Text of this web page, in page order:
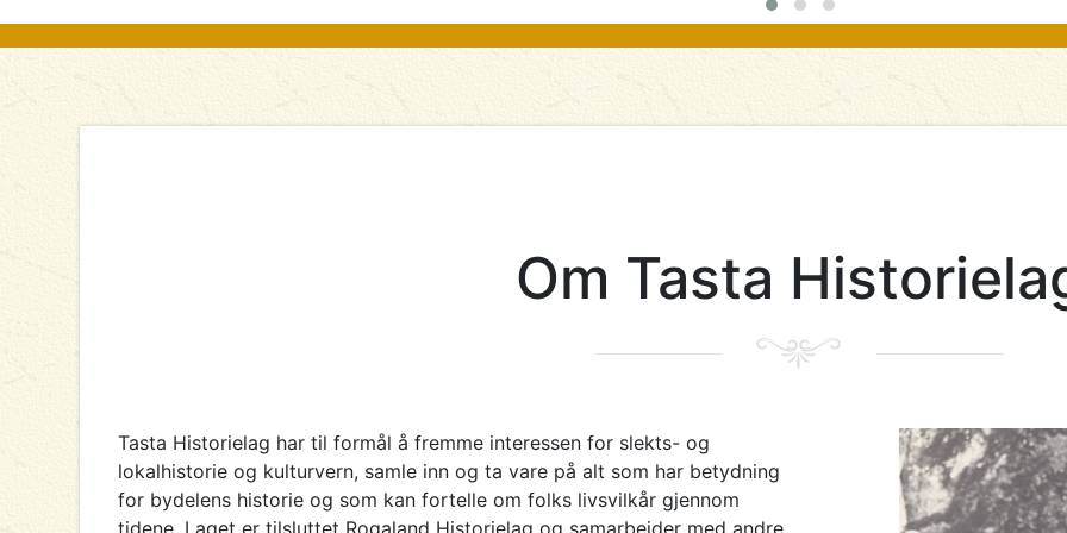
Om Tasta
Tasta Historielag har til formål å fremme interessen for slekts- og
lokalhistorie og kulturvern, samle inn og ta vare på alt som har betydning
for bydelens historie og som kan fortelle om folks livsvilkår gjennom
tidene. Laget er tilsluttet Rogaland Historielag og samarbeider med andre